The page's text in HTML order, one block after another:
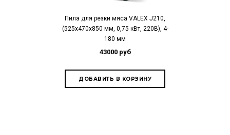
Пила для резки мяса VALEX J210,
(525х470х850 мм, 0,75 кВт, 220В), 4-
180 мм
43000 руб